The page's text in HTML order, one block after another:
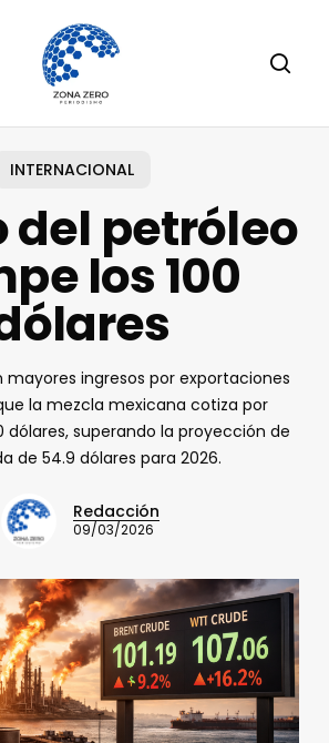
INTERNACIONAL
del petróleo
los 100
mayores ingresos por exportaciones
la mezcla mexicana cotiza por
dólares, superando la proyección de
de 54.9 dólares para 2026.
Redacción
09/03/2026